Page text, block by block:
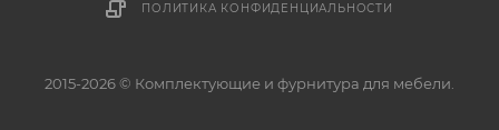
ПОЛИТИКА КОНФИДЕНЦИАЛЬНОСТИ
2015-2026 © Комплектующие и фурнитура для мебели.